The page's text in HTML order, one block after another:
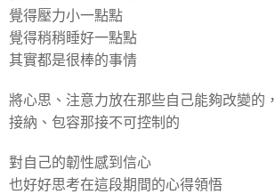
覺得壓力小一點點
覺得稍稍睡好一點點
其實都是很棒的事情
將心思、注意力放在那些自己能夠改變的，
接納、包容那接不可控制的
對自己的韌性感到信心
也好好思考在這段期間的心得領悟